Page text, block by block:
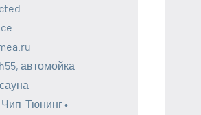
автомойка
Чип-Тюнинг •